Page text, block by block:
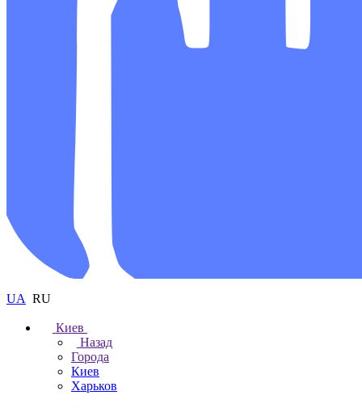
UA RU
Киев
Назад
Города
Киев
Харьков